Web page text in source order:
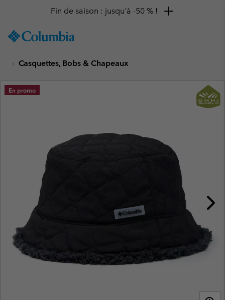
TO
SKIP
MAIN
NAV
Fin de saison : jusqu'à -50 % !
Casquettes, Bobs & Chapeaux
En promo